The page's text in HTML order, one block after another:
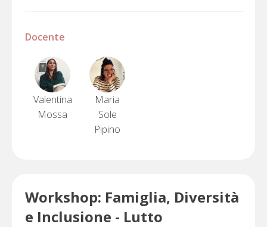
Docente
Valentina
Mossa
Maria
Sole
Pipino
Workshop: Famiglia, Diversità
e Inclusione - Lutto